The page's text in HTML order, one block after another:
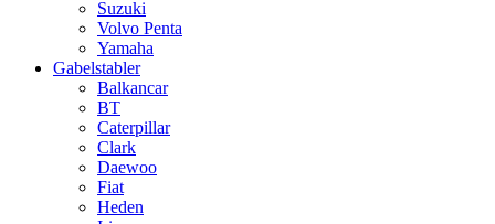
Suzuki
Volvo Penta
Yamaha
Gabelstabler
Balkancar
BT
Caterpillar
Clark
Daewoo
Fiat
Heden